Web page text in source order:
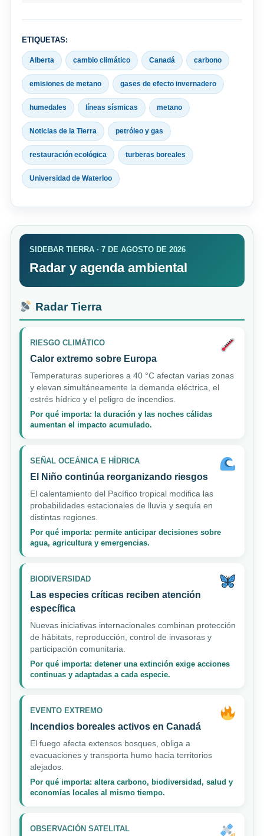
ETIQUETAS:
Alberta cambio climático Canadá carbono
emisiones de metano gases de efecto invernadero
humedales líneas sísmicas metano
Noticias de la Tierra petróleo y gas
restauración ecológica turberas boreales
Universidad de Waterloo
SIDEBAR TIERRA · 7 DE AGOSTO DE 2026
Radar y agenda ambiental
Radar Tierra
RIESGO CLIMÁTICO
Calor extremo sobre Europa
Temperaturas superiores a 40 °C afectan varias zonas
y elevan simultáneamente la demanda eléctrica, el
estrés hídrico y el peligro de incendios.
Por qué importa: la duración y las noches cálidas
aumentan el impacto acumulado.
SEÑAL OCEÁNICA E HÍDRICA
El Niño continúa reorganizando riesgos
El calentamiento del Pacífico tropical modifica las
probabilidades estacionales de lluvia y sequía en
distintas regiones.
Por qué importa: permite anticipar decisiones sobre
agua, agricultura y emergencias.
BIODIVERSIDAD
Las especies críticas reciben atención
específica
Nuevas iniciativas internacionales combinan protección
de hábitats, reproducción, control de invasoras y
participación comunitaria.
Por qué importa: detener una extinción exige acciones
continuas y adaptadas a cada especie.
EVENTO EXTREMO
Incendios boreales activos en Canadá
El fuego afecta extensos bosques, obliga a
evacuaciones y transporta humo hacia territorios
alejados.
Por qué importa: altera carbono, biodiversidad, salud y
economías locales al mismo tiempo.
OBSERVACIÓN SATELITAL